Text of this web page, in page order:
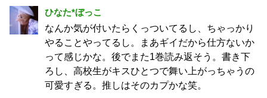
ひなた*ぼっこ
なんか気が付いたらくっついてるし、ちゃっかり
やることやってるし。まあギイだから仕方ないか
って感じかな。後でまた1巻読み返そう。書き下
ろし、高校生がキスひとつで舞い上がっちゃうの
可愛すぎる。推しはそのカプかな笑。